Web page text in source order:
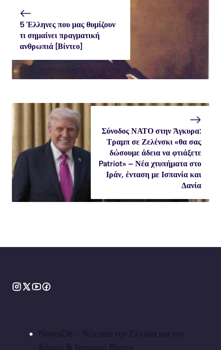
5 Έλληνες που μας θυμίζουν
τι σημαίνει πραγματική
ανθρωπιά [Βίντεο]
Σύνοδος ΝΑΤΟ στην Άγκυρα:
Τραμπ σε Ζελένσκι «θα σας
δώσουμε άδεια να φτιάξετε
Patriot» – Νέα χτυπήματα στο
Ιράν, ένταση με Ισπανία και
Δανία
NewsOk - Νέα από την Ελλάδα και τον
Κόσμο & Ιστορικά Βίντεο